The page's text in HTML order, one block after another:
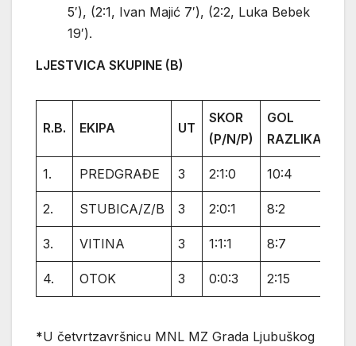
5′), (2:1, Ivan Majić 7′), (2:2, Luka Bebek
19′).
LJESTVICA SKUPINE (B)
R.B. EKIPA UT
SKOR
(P/N/P)
GOL
RAZLIKA
1. PREDGRAĐE 3 2:1:0 10:4
2. STUBICA/Z/B 3 2:0:1 8:2
3. VITINA 3 1:1:1 8:7
4. OTOK 3 0:0:3 2:15
*U četvrtzavršnicu MNL MZ Grada Ljubuškog